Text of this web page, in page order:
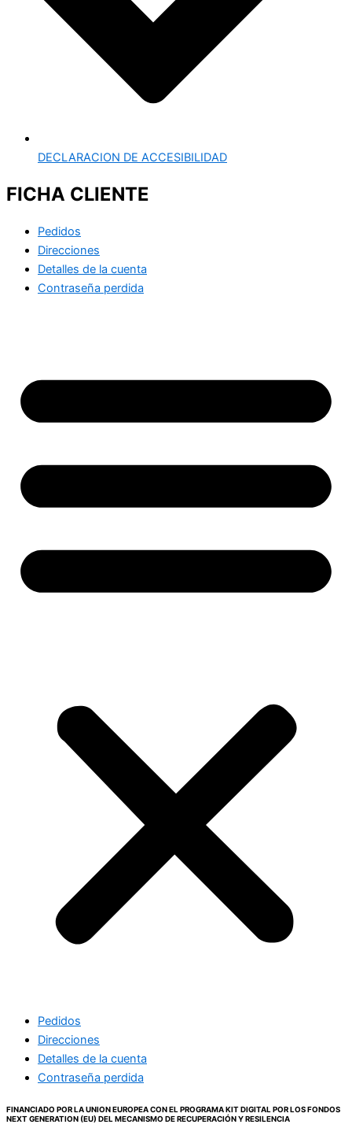
DECLARACION DE ACCESIBILIDAD
FICHA CLIENTE
Pedidos
Direcciones
Detalles de la cuenta
Contraseña perdida
Pedidos
Direcciones
Detalles de la cuenta
Contraseña perdida
FINANCIADO POR LA UNION EUROPEA CON EL PROGRAMA KIT DIGITAL POR LOS FONDOS
NEXT GENERATION (EU) DEL MECANISMO DE RECUPERACIÓN Y RESILENCIA